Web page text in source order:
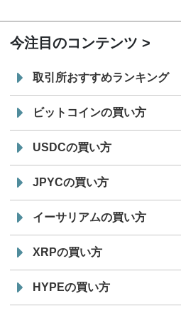
今注目のコンテンツ
取引所おすすめランキング
ビットコインの買い方
USDCの買い方
JPYCの買い方
イーサリアムの買い方
XRPの買い方
HYPEの買い方